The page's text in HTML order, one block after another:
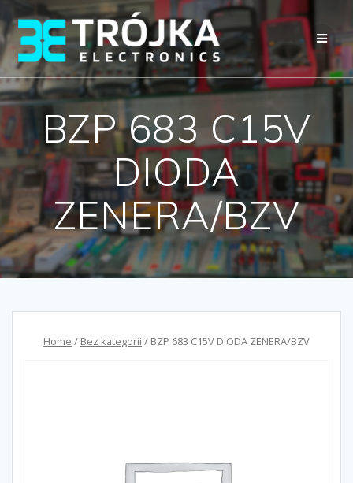
Przejdź
do
treści
BZP 683 C15V
DIODA
ZENERA/BZV
Home / Bez kategorii / BZP 683 C15V DIODA ZENERA/BZV